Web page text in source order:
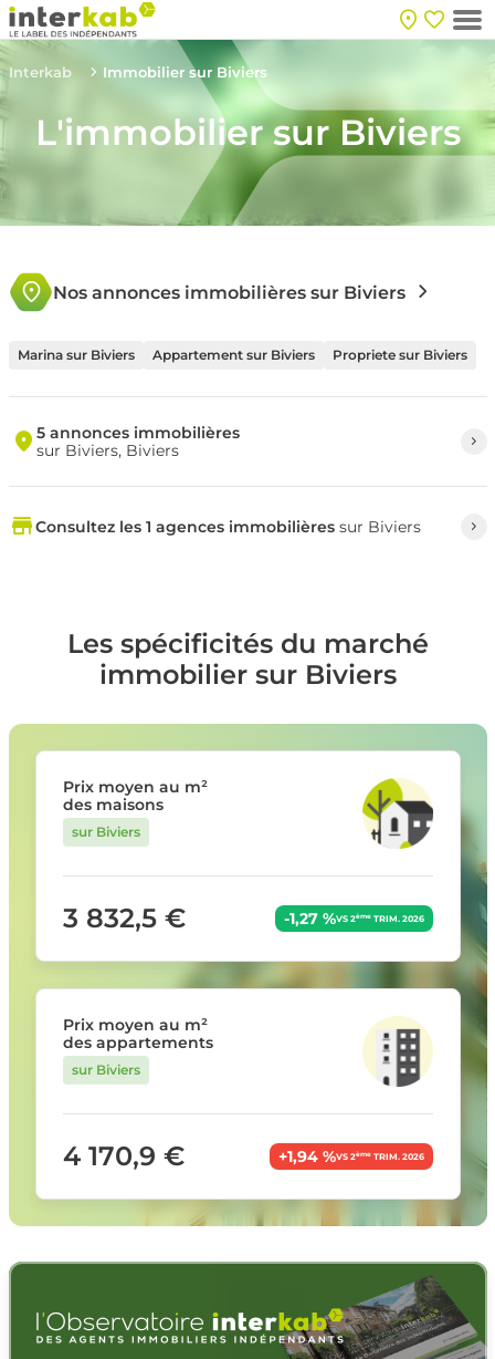
Interkab Immobilier sur Biviers
L'immobilier sur Biviers
Nos annonces immobilières sur Biviers
Marina sur Biviers Appartement sur Biviers Propriete sur Biviers
5 annonces immobilières
sur Biviers, Biviers
Consultez les 1 agences immobilièressur Biviers
Les spécificités du marché
immobilier sur Biviers
Prix moyen au m²
des maisons
sur Biviers
3 832,5 € -1,27 %VS 2èmeTRIM. 2026
Prix moyen au m²
des appartements
sur Biviers
4 170,9 € +1,94 %VS 2èmeTRIM. 2026